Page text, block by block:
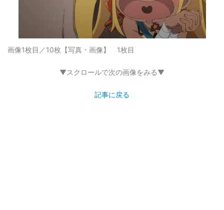
画像1枚目／10枚 【写真・画像】 1枚目
▼スクロールで次の画像をみる▼
記事に戻る